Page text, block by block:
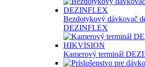
Bezdotykový dávkovač
DEZINFLEX
Kamerový terminál